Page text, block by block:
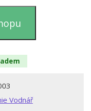
Vodnář